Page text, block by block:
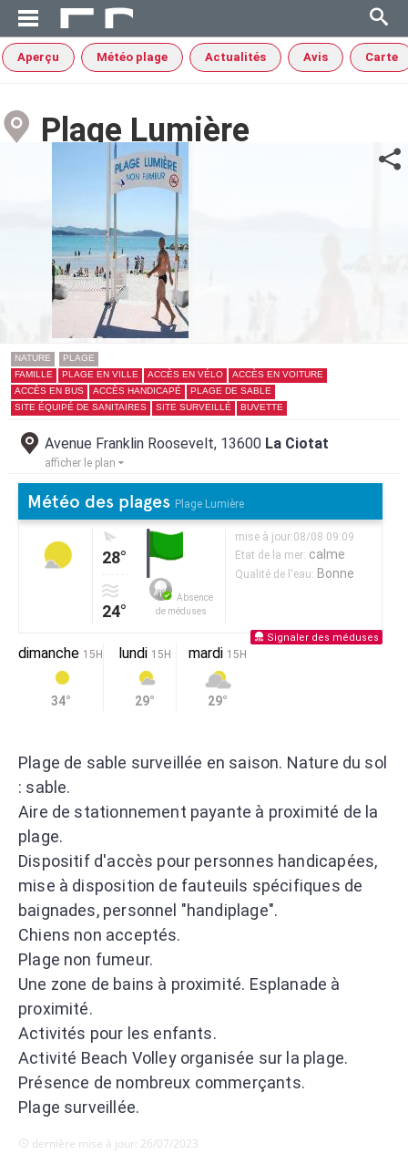
Aperçu Météo plage Actualités Avis Carte
Plage Lumière
NATURE
PLAGE
FAMILLE
PLAGE EN VILLE ACCÈS EN VÉLO
ACCÈS EN VOITURE
ACCÈS EN BUS
ACCÈS HANDICAPÉ
PLAGE DE SABLE
SITE ÉQUIPÉ DE SANITAIRES
SITE SURVEILLÉ BUVETTE
Avenue Franklin Roosevelt, 13600 La Ciotat
afficher le plan
Météo des plages Plage Lumière
28°
24°
Absence
de méduses
mise à jour:08/08 09:09
Etat de la mer: calme
Qualité de l'eau: Bonne
Signaler des méduses
dimanche 15H
34°
lundi 15H
29°
mardi 15H
29°
Plage de sable surveillée en saison. Nature du sol
: sable.
Aire de stationnement payante à proximité de la
plage.
Dispositif d'accès pour personnes handicapées,
mise à disposition de fauteuils spécifiques de
baignades, personnel "handiplage".
Chiens non acceptés.
Plage non fumeur.
Une zone de bains à proximité. Esplanade à
proximité.
Activités pour les enfants.
Activité Beach Volley organisée sur la plage.
Présence de nombreux commerçants.
Plage surveillée.
dernière mise à jour: 26/07/2023